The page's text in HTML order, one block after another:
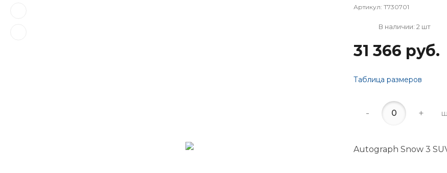
Артикул: T730701
В наличии: 2 шт
31 366 руб.
Таблица размеров
- +
Autograph Snow 3